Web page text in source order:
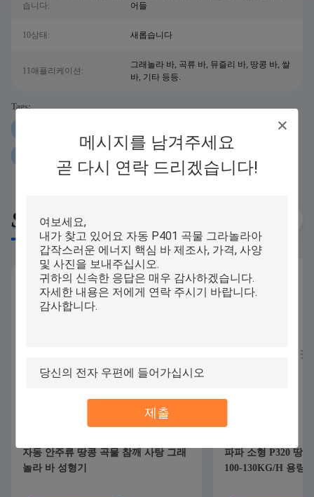
메시지를 남겨주세요
곧 다시 연락 드리겠습니다!
제출
습니다:
어들
10상태: 새롭습니다
11애플리케이션:
그래놀라 바, 곡류 바, 뮤즐리 바, 땅콩 바, 쌀
바, 기타 등등.
Tags:
Similar Products
자동 안주류 땅콩 곡물 참깨 사탕 그래
놀라 바 성형기
파파 소형 P320 땅
100-130KG/H 용량